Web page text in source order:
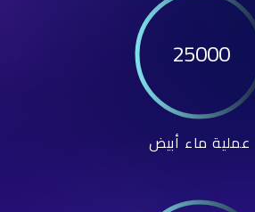
25000
عملية ماء أبيض